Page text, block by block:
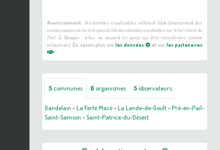
Avertissement :les données visualisables reflètent l'état d'avancement des
connaissances et/ou la disponibilité des données existantes sur le territoire du
Parc & Géoparc : elles ne peuvent en aucun cas être considérées comme
exhaustives. En savoir plus sur les données et surles partenaires
5communes 6 organismes 5observateurs
Gandelain -La Ferté Macé-La Lande-de-Goult-Pré-en-Pail-
Saint-Samson -Saint-Patrice-du-Désert